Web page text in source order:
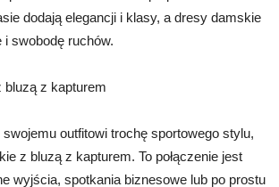
dodają elegancji i klasy, a dresy damskie
swobodę ruchów.
z kapturem
outfitowi trochę sportowego stylu,
z bluzą z kapturem. To połączenie jest
wyjścia, spotkania biznesowe lub po prostu